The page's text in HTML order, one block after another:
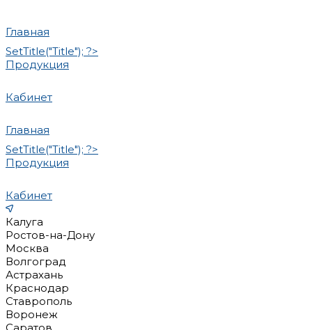
Главная
SetTitle("Title"); ?>
Продукция
Кабинет
Главная
SetTitle("Title"); ?>
Продукция
Кабинет
Калуга
Ростов-на-Дону
Москва
Волгоград
Астрахань
Краснодар
Ставрополь
Воронеж